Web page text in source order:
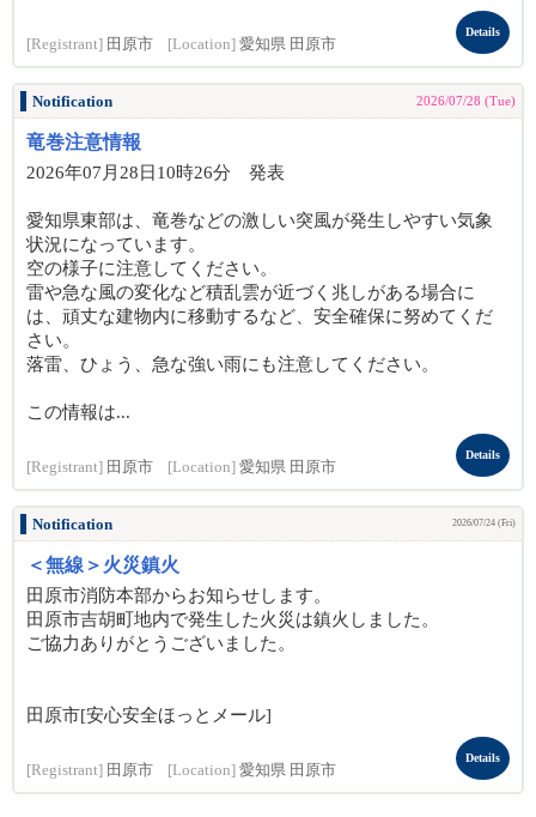
[Registrant] 田原市 [Location] 愛知県 田原市
Details
Notification 2026/07/28 (Tue)
竜巻注意情報
2026年07月28日10時26分 発表
愛知県東部は、竜巻などの激しい突風が発生しやすい気象
状況になっています。
空の様子に注意してください。
雷や急な風の変化など積乱雲が近づく兆しがある場合に
は、頑丈な建物内に移動するなど、安全確保に努めてくだ
さい。
落雷、ひょう、急な強い雨にも注意してください。
この情報は...
[Registrant] 田原市 [Location] 愛知県 田原市
Details
Notification 2026/07/24 (Fri)
＜無線＞火災鎮火
田原市消防本部からお知らせします。
田原市吉胡町地内で発生した火災は鎮火しました。
ご協力ありがとうございました。
田原市[安心安全ほっとメール]
[Registrant] 田原市 [Location] 愛知県 田原市
Details